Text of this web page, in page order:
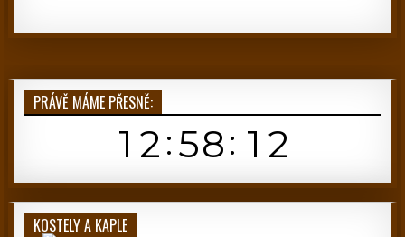
PRÁVĚ MÁME PŘESNĚ:
KOSTELY A KAPLE